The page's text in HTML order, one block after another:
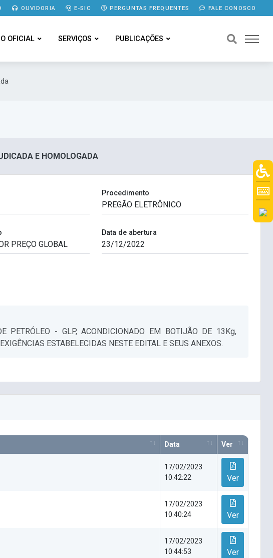
OUVIDORIA E-SIC PERGUNTAS FREQUENTES FALE CONOSCO
OFICIAL SERVIÇOS PUBLICAÇÕES
E HOMOLOGADA
Procedimento
Data de abertura
PETRÓLEO - GLP, ACONDICIONADO EM BOTIJÃO DE 13Kg,
ESTABELECIDAS NESTE EDITAL E SEUS ANEXOS.
Data Ver
17/02/2023
10:42:22
Ver
17/02/2023
10:40:24
Ver
17/02/2023
10:44:53
Ver